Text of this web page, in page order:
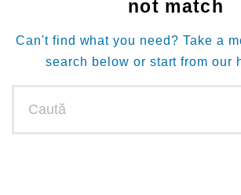
not match
Can't find what you need? Take a
search below or start fromour